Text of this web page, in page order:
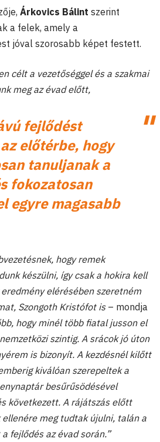
Árkovics Bálint szerint
a felek, amely a
jóval szorosabb képet festett.
célt a vezetőséggel és a szakmai
meg az évad előtt,
fejlődést
előtérbe, hogy
tanuljanak a
fokozatosan
egyre magasabb
hogy remek
készülni, így csak a hokira kell
elérésében szeretném
Szongoth Kristófot is– mondja
hogy minél több fiatal jusson el
szintig. A srácok jó úton
is bizonyít. A kezdésnél kilőtt
kiválóan szerepeltek a
besűrűsödésével
következett. A rájátszás előtt
ellenére meg tudtak újulni, talán a
fejlődés az évad során.”